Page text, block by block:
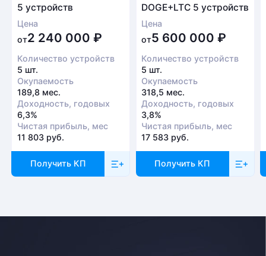
ближайшее время
Заказать звонок
5 устройств
Цена
от2 240 000 ₽
Количество устройств
5 шт.
Окупаемость
189,8 мес.
Доходность, годовых
6,3%
Чистая прибыль, мес
11 803 руб.
Получить КП
DOGE+LTC 5 устройств
Цена
от5 600 000₽
Количество устройств
5 шт.
Окупаемость
318,5 мес.
Доходность, годовых
3,8%
Чистая прибыль, мес
17 583 руб.
Получить КП